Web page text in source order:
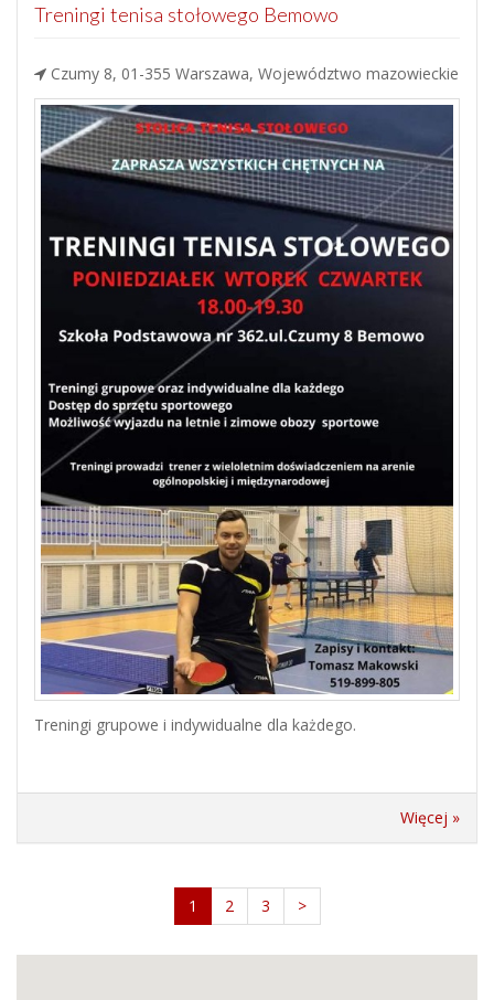
Treningi tenisa stołowego Bemowo
Czumy 8, 01-355 Warszawa, Województwo mazowieckie
Treningi grupowe i indywidualne dla każdego.
Więcej »
1 2 3 >